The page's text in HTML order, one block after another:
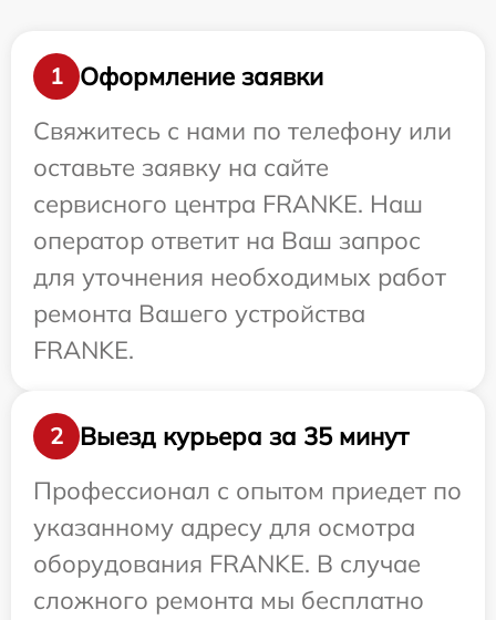
1
Оформление заявки
Свяжитесь с нами по телефону или
оставьте заявку на сайте
сервисного центра FRANKE. Наш
оператор ответит на Ваш запрос
для уточнения необходимых работ
ремонта Вашего устройства
FRANKE.
2
Выезд курьера за 35 минут
Профессионал с опытом приедет по
указанному адресу для осмотра
оборудования FRANKE. В случае
сложного ремонта мы бесплатно